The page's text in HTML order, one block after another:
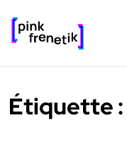
Étiquette :